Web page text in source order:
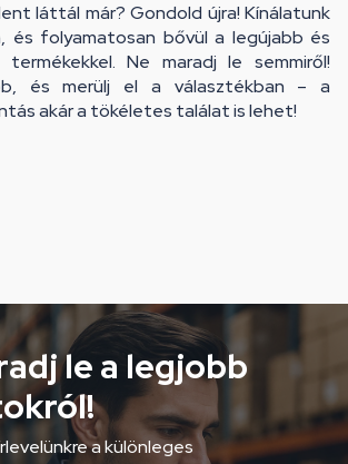
láttál már? Gondold újra! Kínálatunk
és folyamatosan bővül a legújabb és
Ne maradj le semmiről!
és merülj el a választékban – a
akár a tökéletes találat is lehet!
le a legjobb
a különleges